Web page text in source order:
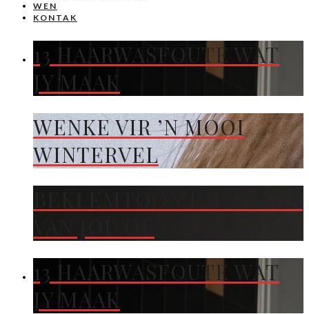
WEN
KONTAK
13 HAARWASFOUTE WAT
JY MAAK
WENKE VIR ’N MOOI
WINTERVEL
13 HAARWASFOUTE WAT
JY MAAK